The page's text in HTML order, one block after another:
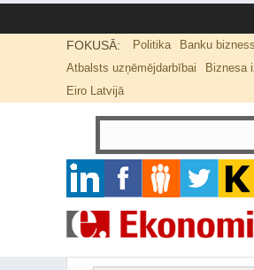
FOKUSĀ: Politika
Banku bizness
Atbalsts uzņēmējdarbībai
Biznesa
Eiro Latvijā